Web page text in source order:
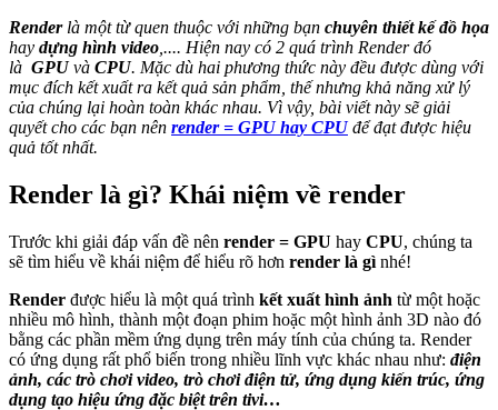
Renderlà một từ quen thuộc với những bạn chuyên thiết kế đồ họa
hay dựng hình video ,.... Hiện nay có 2 quá trình Render đó
là GPUvà CPU. Mặc dù hai phương thức này đều được dùng với
mục đích kết xuất ra kết quả sản phẩm, thế nhưng khả năng xử lý
của chúng lại hoàn toàn khác nhau. Vì vậy, bài viết này sẽ giải
quyết cho các bạn nên render = GPU hay CPUđể đạt được hiệu
quả tốt nhất.
Render là gì? Khái niệm về render
Trước khi giải đáp vấn đề nên render = GPU hay CPU, chúng ta
sẽ tìm hiểu về khái niệm để hiểu rõ hơn render là gì nhé!
Render được hiểu là một quá trình kết xuất hình ảnh từ một hoặc
nhiều mô hình, thành một đoạn phim hoặc một hình ảnh 3D nào đó
bằng các phần mềm ứng dụng trên máy tính của chúng ta. Render
có ứng dụng rất phổ biến trong nhiều lĩnh vực khác nhau như: điện
ảnh, các trò chơi video, trò chơi điện tử, ứng dụng kiến trúc, ứng
dụng tạo hiệu ứng đặc biệt trên tivi…